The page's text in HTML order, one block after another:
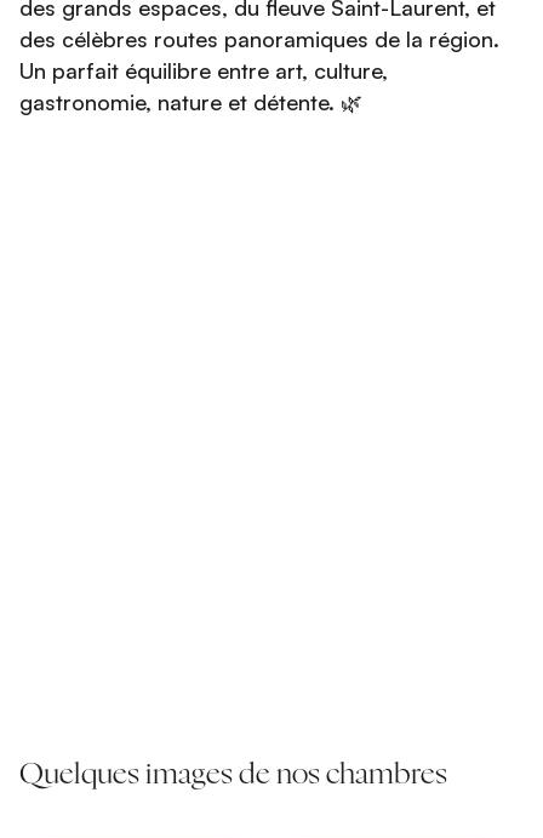
des grands espaces, du fleuve Saint-Laurent, et
des célèbres routes panoramiques de la région.
Un parfait équilibre entre art, culture,
gastronomie, nature et détente. 🌿
Quelques images de nos chambres